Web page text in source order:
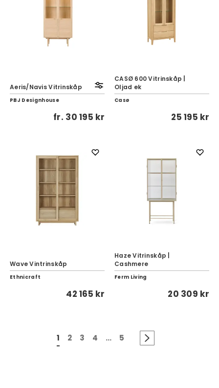
Aeris/Navis Vitrinskåp
PBJ Designhouse
fr. 30 195 kr
CASØ 600 Vitrinskåp |
Oljad ek
Casø
25 195 kr
Wave Vintrinskåp
Ethnicraft
42 165 kr
Haze Vitrinskåp |
Cashmere
Ferm Living
20 309 kr
1 2 3 4 ... 5